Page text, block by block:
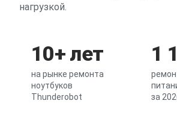
нагрузкой.
10+ лет
на рынке ремонта
ноутбуков
Thunderobot
1
за